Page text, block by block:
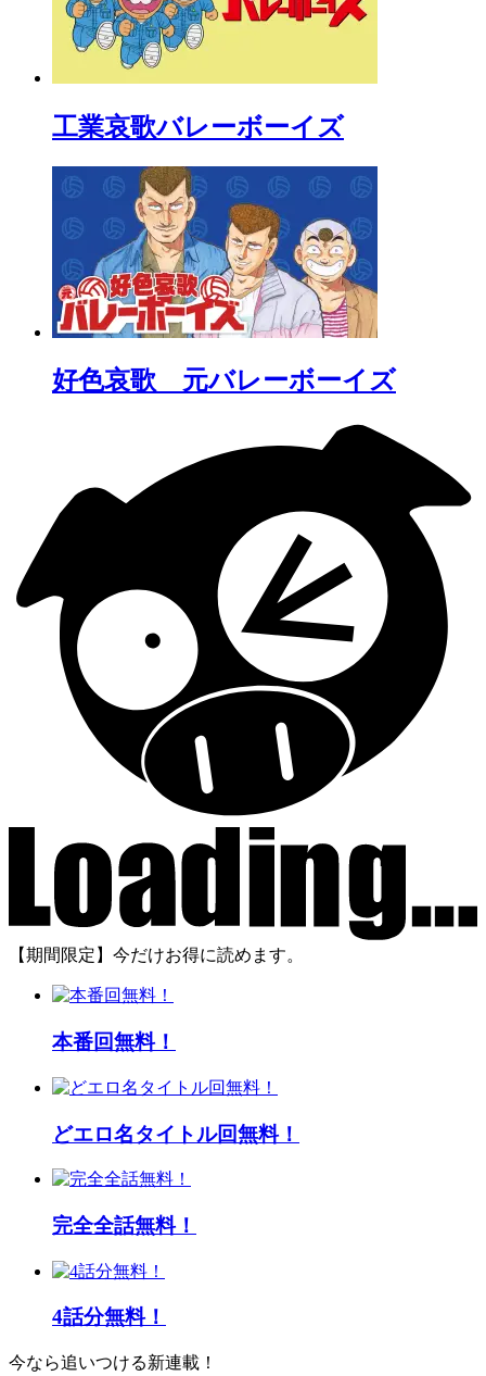
工業哀歌バレーボーイズ
好色哀歌 元バレーボーイズ
【期間限定】今だけお得に読めます。
本番回無料！
どエロ名タイトル回無料！
完全全話無料！
4話分無料！
今なら追いつける新連載！